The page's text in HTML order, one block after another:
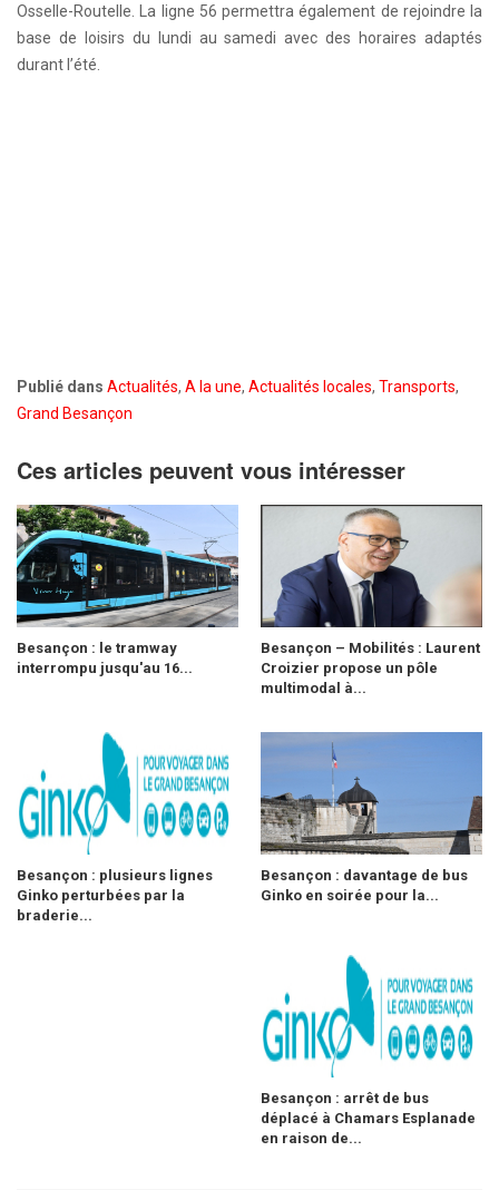
Osselle-Routelle. La ligne 56 permettra également de rejoindre la
base de loisirs du lundi au samedi avec des horaires adaptés
durant l’été.
Publié dans Actualités, A la une, Actualités locales, Transports,
Grand Besançon
Ces articles peuvent vous intéresser
Besançon : le tramway
interrompu jusqu'au 16...
Besançon – Mobilités : Laurent
Croizier propose un pôle
multimodal à...
Besançon : plusieurs lignes
Ginko perturbées par la
braderie...
Besançon : davantage de bus
Ginko en soirée pour la...
Besançon : arrêt de bus
déplacé à Chamars Esplanade
en raison de...